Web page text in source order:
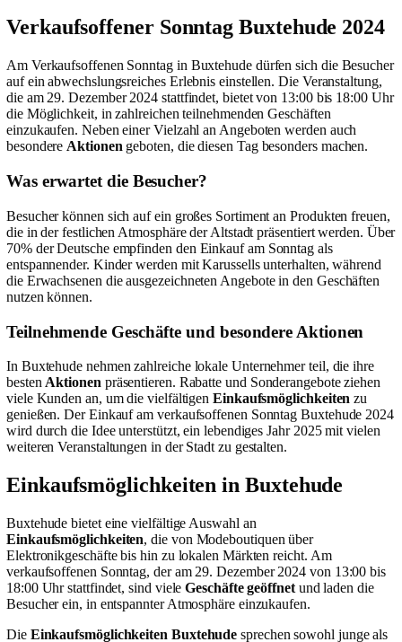
Verkaufsoffener Sonntag Buxtehude 2024
Am Verkaufsoffenen Sonntag in Buxtehude dürfen sich die Besucher
auf ein abwechslungsreiches Erlebnis einstellen. Die Veranstaltung,
die am 29. Dezember 2024 stattfindet, bietet von 13:00 bis 18:00 Uhr
die Möglichkeit, in zahlreichen teilnehmenden Geschäften
einzukaufen. Neben einer Vielzahl an Angeboten werden auch
besondere Aktionen geboten, die diesen Tag besonders machen.
Was erwartet die Besucher?
Besucher können sich auf ein großes Sortiment an Produkten freuen,
die in der festlichen Atmosphäre der Altstadt präsentiert werden. Über
70% der Deutsche empfinden den Einkauf am Sonntag als
entspannender. Kinder werden mit Karussells unterhalten, während
die Erwachsenen die ausgezeichneten Angebote in den Geschäften
nutzen können.
Teilnehmende Geschäfte und besondere Aktionen
In Buxtehude nehmen zahlreiche lokale Unternehmer teil, die ihre
besten Aktionen präsentieren. Rabatte und Sonderangebote ziehen
viele Kunden an, um die vielfältigenEinkaufsmöglichkeiten zu
genießen. Der Einkauf am verkaufsoffenen Sonntag Buxtehude 2024
wird durch die Idee unterstützt, ein lebendiges Jahr 2025 mit vielen
weiteren Veranstaltungen in der Stadt zu gestalten.
Einkaufsmöglichkeiten in Buxtehude
Buxtehude bietet eine vielfältige Auswahl an
Einkaufsmöglichkeiten, die von Modeboutiquen über
Elektronikgeschäfte bis hin zu lokalen Märkten reicht. Am
verkaufsoffenen Sonntag, der am 29. Dezember 2024 von 13:00 bis
18:00 Uhr stattfindet, sind vieleGeschäfte geöffnetund laden die
Besucher ein, in entspannter Atmosphäre einzukaufen.
Die Einkaufsmöglichkeiten Buxtehude sprechen sowohl junge als